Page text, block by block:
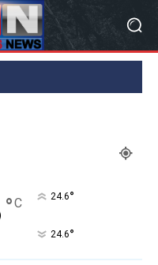
°C 24.6°
24.6°